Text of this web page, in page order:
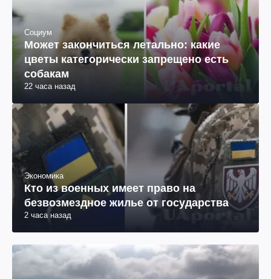
Социум
Может закончиться летально: какие
цветы категорически запрещено есть
собакам
22 часа назад
Экономика
Кто из военных имеет право на
безвозмездное жилье от государства
2 часа назад